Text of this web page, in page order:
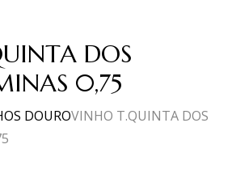
DOS
0,75
DOUROVINHO T.QUINTA DOS